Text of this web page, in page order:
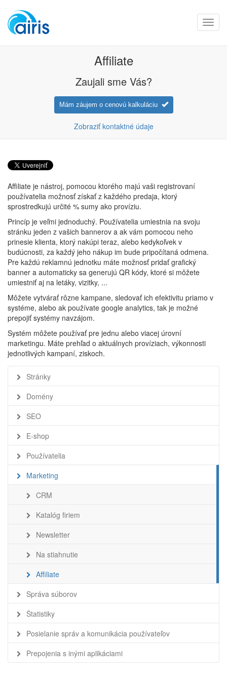
Affiliate
Zaujali sme Vás?
Mám záujem o cenovú kalkuláciu
Zobraziť kontaktné údaje
Affiliate je nástroj, pomocou ktorého majú vaši registrovaní
používatelia možnosť získať z každého predaja, ktorý
sprostredkujú určité % sumy ako províziu.
Princíp je veľmi jednoduchý. Používatelia umiestnia na svoju
stránku jeden z vašich bannerov a ak vám pomocou neho
prinesie klienta, ktorý nakúpi teraz, alebo kedykoľvek v
budúcnosti, za každý jeho nákup im bude pripočítaná odmena.
Pre každú reklamnú jednotku máte možnosť pridať grafický
banner a automaticky sa generujú QR kódy, ktoré si môžete
umiestniť aj na letáky, vizitky, ...
Môžete vytvárať rôzne kampane, sledovať ich efektivitu priamo v
systéme, alebo ak používate google analytics, tak je možné
prepojiť systémy navzájom.
Systém môžete používať pre jednu alebo viacej úrovní
marketingu. Máte prehľad o aktuálnych províziach, výkonnosti
jednotlivých kampaní, ziskoch.
Stránky
Domény
SEO
E-shop
Používatelia
Marketing
CRM
Katalóg firiem
Newsletter
Na stiahnutie
Affiliate
Správa súborov
Štatistiky
Posielanie správ a komunikácia používateľov
Prepojenia s inými aplikáciami